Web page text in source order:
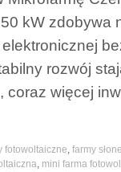
kW zdobywa
rozwój
coraz więcej
fotowoltaiczne, farmy
, mini farma